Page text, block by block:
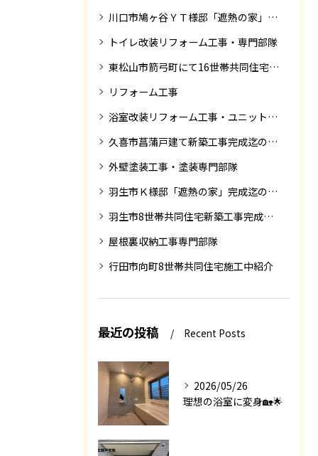
川口市鳩ヶ谷ＹＴ様邸「遮熱の家」工事状況
トイレ改装リフォーム工事・専門部隊
東松山市箭弓町にて16世帯共同住宅新築工事完成迄の紹介です。
リフォーム工事
浴室改装リフォーム工事・ユニットバス専門部隊
久喜市菖蒲戸建て新築工事完成迄の紹介
外壁塗装工事・塗装専門部隊
羽生市Ｋ様邸「遮熱の家」完成迄の紹介です
羽生市8世帯共同住宅新築工事完成迄の紹介
屋根裏収納工事専門部隊
行田市向町8世帯共同住宅施工中紹介
最近の投稿 Recent Posts
2026/05/26
理想の浴室に変身🏡🌟